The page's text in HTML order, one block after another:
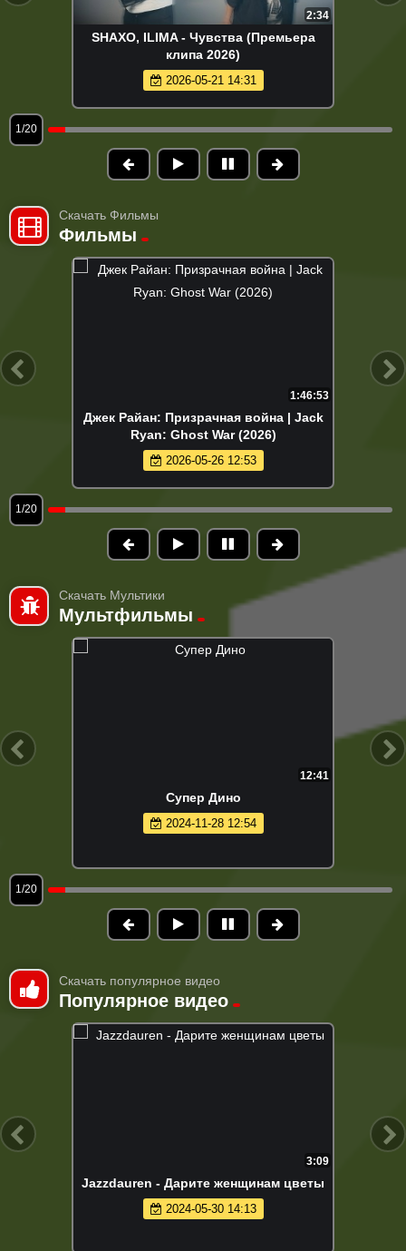
2:34
SHAXO, ILIMA - Чувства (Премьера
клипа 2026)
2026-05-21 14:31
1/20
Скачать Фильмы
Фильмы
1:46:53
Джек Райан: Призрачная война | Jack
Ryan: Ghost War (2026)
2026-05-26 12:53
1/20
Скачать Мультики
Мультфильмы
12:41
Супер Дино
2024-11-28 12:54
1/20
Скачать популярное видео
Популярное видео
3:09
Jazzdauren - Дарите женщинам цветы
2024-05-30 14:13